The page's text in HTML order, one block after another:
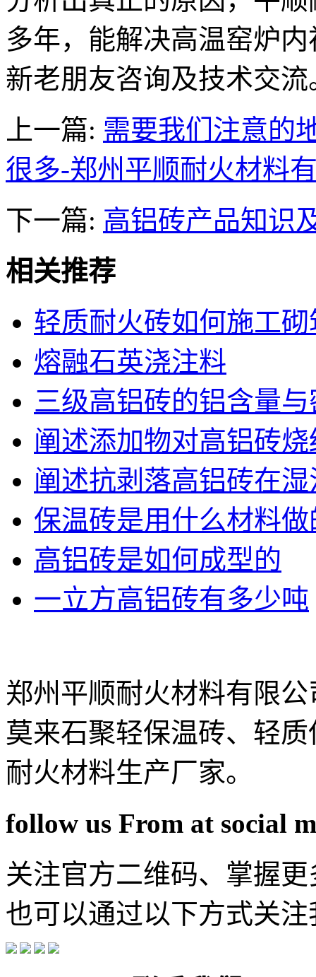
多年，能解决高温窑炉
新老朋友咨询及技术交流
上一篇: 需要我们注意的
很多-郑州平顺耐火材料
下一篇: 高铝砖产品知识
相关推荐
轻质耐火砖如何施工
熔融石英浇注料
三级高铝砖的铝含量与
阐述添加物对高铝砖
阐述抗剥落高铝砖在
保温砖是用什么材料做
高铝砖是如何成型的
一立方高铝砖有多少吨
郑州平顺耐火材料有限
莫来石聚轻保温砖、轻
耐火材料生产厂家。
follow us From at social
关注官方二维码、掌握
也可以通过以下方式关注